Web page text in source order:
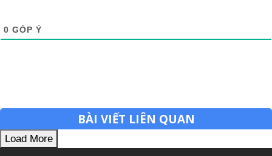
0 GÓP Ý
BÀI VIẾT LIÊN QUAN
Load More